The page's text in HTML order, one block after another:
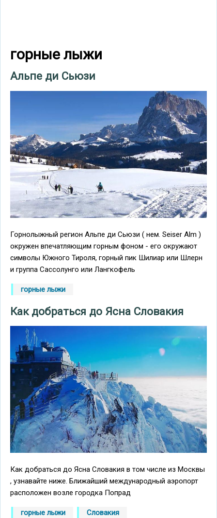
горные лыжи
Альпе ди Сьюзи
Горнолыжный регион Альпе ди Сьюзи ( нем. Seiser Alm )
окружен впечатляющим горным фоном - его окружают
символы Южного Тироля, горный пик Шилиар или Шлерн
и группа Сассолунго или Лангкофель
горные лыжи
Как добраться до Ясна Словакия
Как добраться до Ясна Словакия в том числе из Москвы
, узнавайте ниже. Ближайший международный аэропорт
расположен возле городка Попрад
горные лыжи Словакия